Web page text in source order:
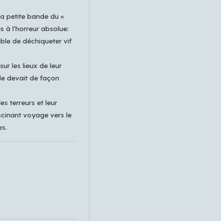
petite bande du «
à l'horreur absolue:
de déchiqueter vif
les lieux de leur
devait de façon
terreurs et leur
voyage vers le